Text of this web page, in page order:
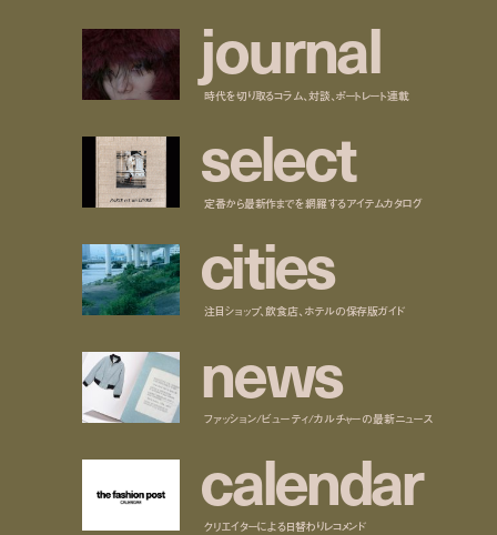
journal
時代を切り取るコラム、対談、ポートレート連載
select
定番から最新作までを網羅するアイテムカタログ
cities
注目ショップ、飲食店、ホテルの保存版ガイド
news
ファッション/ビューティ/カルチャーの最新ニュース
calendar
クリエイターによる日替わりレコメンド